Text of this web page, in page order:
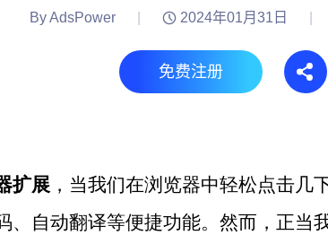
By AdsPower 2024年01月31日
免费注册
扩展 ，当我们在浏览器中轻松点击几
、自动翻译等便捷功能。然而，正当